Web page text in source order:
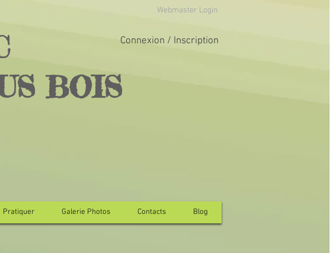
Webmaster Login
Connexion / Inscription
BOIS
Pratiquer Galerie Photos Contacts Blog